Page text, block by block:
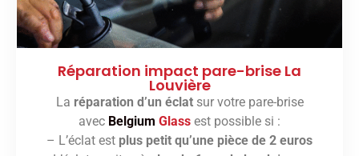
Réparation impact pare-brise La
Louvière
La réparation d’un éclatsur votre pare-brise
avec Belgium Glass est possible si :
– L’éclat est plus petit qu’une pièce de 2 euros